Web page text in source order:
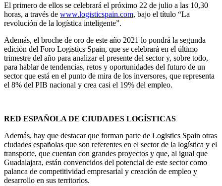
El primero de ellos se celebrará el próximo 22 de julio a las 10,30
horas, a través de www.logisticspain.com, bajo el título “La
revolución de la logística inteligente”.
Además, el broche de oro de este año 2021 lo pondrá la segunda
edición del Foro Logistics Spain, que se celebrará en el último
trimestre del año para analizar el presente del sector y, sobre todo,
para hablar de tendencias, retos y oportunidades del futuro de un
sector que está en el punto de mira de los inversores, que representa
el 8% del PIB nacional y crea casi el 19% del empleo.
RED ESPAÑOLA DE CIUDADES LOGÍSTICAS
Además, hay que destacar que forman parte de Logistics Spain otras
ciudades españolas que son referentes en el sector de la logística y el
transporte, que cuentan con grandes proyectos y que, al igual que
Guadalajara, están convencidos del potencial de este sector como
palanca de competitividad empresarial y creación de empleo y
desarrollo en sus territorios.